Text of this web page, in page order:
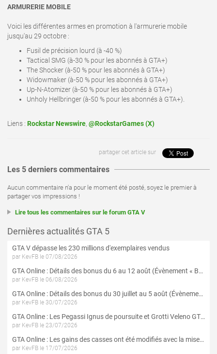
ARMURERIE MOBILE
Voici les différentes armes en promotion à l'armurerie mobile
jusqu'au 29 octobre :
Fusil de précision lourd (à -40 %)
Tactical SMG (à-30 % pour les abonnés à GTA+)
The Shocker (à-50 % pour les abonnés à GTA+)
Widowmaker (à-50 % pour les abonnés à GTA+)
Up-N-Atomizer (à-50 % pour les abonnés à GTA+)
Unholy Hellbringer (à-50 % pour les abonnés à GTA+).
Liens : Rockstar Newswire, @RockstarGames (X)
partager cet article sur
Les 5 derniers commentaires
Aucun commentaire n'a pour le moment été posté, soyez le premier à
partager vos impressions !
Lire tous les commentaires sur le forum GTA V
Dernières actualités GTA 5
GTA V dépasse les 230 millions d'exemplaires vendus
par KevFB le 07/08/2026
GTA Online : Détails des bonus du 6 au 12 août (Évènement « Braquages de l'été » - Suite et fin)
par KevFB le 06/08/2026
GTA Online : Détails des bonus du 30 juillet au 5 août (Évènement « Braquages d'été »)
par KevFB le 30/07/2026
GTA Online : Les Pegassi Ignus de poursuite et Grotti Veleno GT sont maintenant disponibles
par KevFB le 23/07/2026
GTA Online : Les gains des casses ont été modifiés avec la mise à jour « Le Braquage du Kortz Center »
par KevFB le 17/07/2026